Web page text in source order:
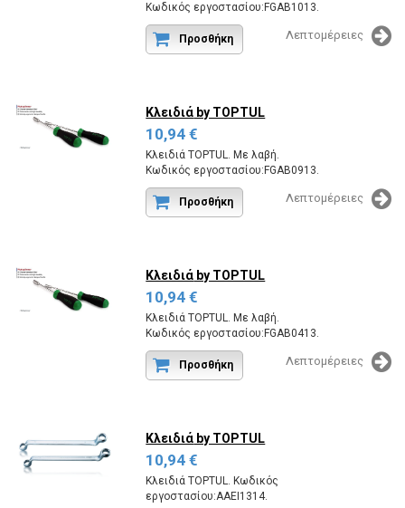
Κωδικός εργοστασίου:FGAB1013.
Προσθήκη Λεπτομέρειες
Κλειδιά by TOPTUL
10,94 €
Κλειδιά TOPTUL. Με λαβή.
Κωδικός εργοστασίου:FGAB0913.
Προσθήκη Λεπτομέρειες
Κλειδιά by TOPTUL
10,94 €
Κλειδιά TOPTUL. Με λαβή.
Κωδικός εργοστασίου:FGAB0413.
Προσθήκη Λεπτομέρειες
Κλειδιά by TOPTUL
10,94 €
Κλειδιά TOPTUL. Κωδικός
εργοστασίου:AAEI1314.